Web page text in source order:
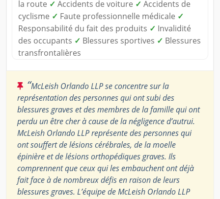
la route ✓ Accidents de voiture ✓ Accidents de
cyclisme ✓ Faute professionnelle médicale ✓
Responsabilité du fait des produits ✓ Invalidité
des occupants ✓ Blessures sportives ✓ Blessures
transfrontalières
“McLeish Orlando LLP se concentre sur la
représentation des personnes qui ont subi des
blessures graves et des membres de la famille qui ont
perdu un être cher à cause de la négligence d’autrui.
McLeish Orlando LLP représente des personnes qui
ont souffert de lésions cérébrales, de la moelle
épinière et de lésions orthopédiques graves. Ils
comprennent que ceux qui les embauchent ont déjà
fait face à de nombreux défis en raison de leurs
blessures graves. L’équipe de McLeish Orlando LLP